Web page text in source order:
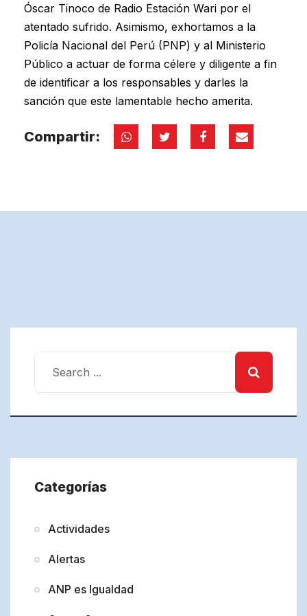
Óscar Tinoco de Radio Estación Wari por el
atentado sufrido. Asimismo, exhortamos a la
Policía Nacional del Perú (PNP) y al Ministerio
Público a actuar de forma célere y diligente a fin
de identificar a los responsables y darles la
sanción que este lamentable hecho amerita.
Compartir:
Categorías
Actividades
Alertas
ANP es Igualdad